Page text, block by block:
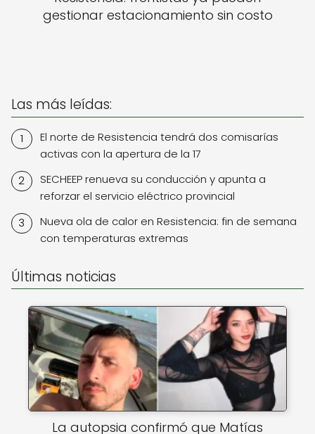
gestionar estacionamiento sin costo
Las más leídas:
El norte de Resistencia tendrá dos comisarías
activas con la apertura de la 17
SECHEEP renueva su conducción y apunta a
reforzar el servicio eléctrico provincial
Nueva ola de calor en Resistencia: fin de semana
con temperaturas extremas
Últimas noticias
La autopsia confirmó que Matías